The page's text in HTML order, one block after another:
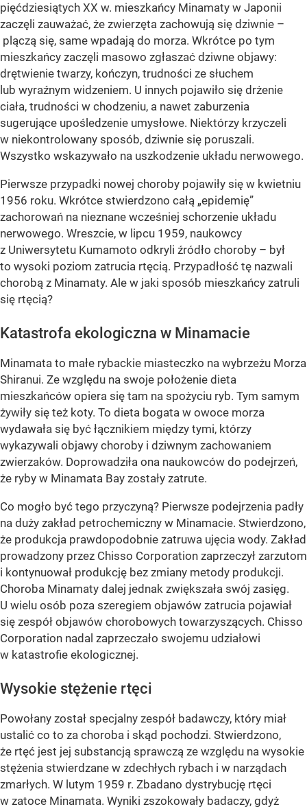
pięćdziesiątych XX w. mieszkańcy Minamaty w Japonii
zaczęli zauważać, że zwierzęta zachowują się dziwnie –
plączą się, same wpadają do morza. Wkrótce po tym
mieszkańcy zaczęli masowo zgłaszać dziwne objawy:
drętwienie twarzy, kończyn, trudności ze słuchem
lub wyraźnym widzeniem. U innych pojawiło się drżenie
ciała, trudności w chodzeniu, a nawet zaburzenia
sugerujące upośledzenie umysłowe. Niektórzy krzyczeli
w niekontrolowany sposób, dziwnie się poruszali.
Wszystko wskazywało na uszkodzenie układu nerwowego.
Pierwsze przypadki nowej choroby pojawiły się w kwietniu
1956 roku. Wkrótce stwierdzono całą „epidemię”
zachorowań na nieznane wcześniej schorzenie układu
nerwowego. Wreszcie, w lipcu 1959, naukowcy
z Uniwersytetu Kumamoto odkryli źródło choroby – był
to wysoki poziom zatrucia rtęcią. Przypadłość tę nazwali
chorobą z Minamaty. Ale w jaki sposób mieszkańcy zatruli
się rtęcią?
Katastrofa ekologiczna w Minamacie
Minamata to małe rybackie miasteczko na wybrzeżu Morza
Shiranui. Ze względu na swoje położenie dieta
mieszkańców opiera się tam na spożyciu ryb. Tym samym
żywiły się też koty. To dieta bogata w owoce morza
wydawała się być łącznikiem między tymi, którzy
wykazywali objawy choroby i dziwnym zachowaniem
zwierzaków. Doprowadziła ona naukowców do podejrzeń,
że ryby w Minamata Bay zostały zatrute.
Co mogło być tego przyczyną? Pierwsze podejrzenia padły
na duży zakład petrochemiczny w Minamacie. Stwierdzono,
że produkcja prawdopodobnie zatruwa ujęcia wody. Zakład
prowadzony przez Chisso Corporation zaprzeczył zarzutom
i kontynuował produkcję bez zmiany metody produkcji.
Choroba Minamaty dalej jednak zwiększała swój zasięg.
U wielu osób poza szeregiem objawów zatrucia pojawiał
się zespół objawów chorobowych towarzyszących. Chisso
Corporation nadal zaprzeczało swojemu udziałowi
w katastrofie ekologicznej.
Wysokie stężenie rtęci
Powołany został specjalny zespół badawczy, który miał
ustalić co to za choroba i skąd pochodzi. Stwierdzono,
że rtęć jest jej substancją sprawczą ze względu na wysokie
stężenia stwierdzane w zdechłych rybach i w narządach
zmarłych. W lutym 1959 r. Zbadano dystrybucję rtęci
w zatoce Minamata. Wyniki zszokowały badaczy, gdyż